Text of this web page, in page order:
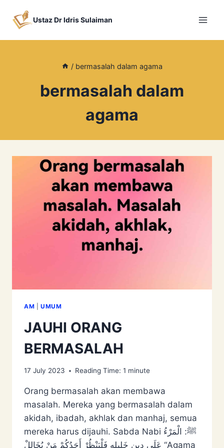
Ustaz Dr Idris Sulaiman
/ bermasalah dalam agama
bermasalah dalam
agama
AM UMUM
JAUHI ORANG
BERMASALAH
17 July 2023 Reading Time: 1 minute
Orang bermasalah akan membawa
masalah. Mereka yang bermasalah dalam
akidah, ibadah, akhlak dan manhaj, semua
mereka harus dijauhi. Sabda Nabi ﷺ: الْمَرْءُ
‌عَلَى ‌دِينِ خَلِيلِهِ فَلْيَنْظُرْ أَحَدُكُمْ مَنْ يُخَالِلْ “Agama